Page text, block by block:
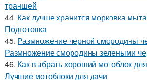
траншей
44. Как лучше хранится морковка
Подготовка
45. Размножение черной смородины
Размножение смородины зелеными
46. Как выбрать хороший мотоблок
Лучшие мотоблоки для дачи